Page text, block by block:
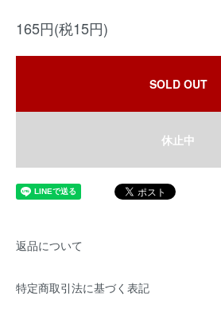
165円(税15円)
SOLD OUT
休止中
返品について
特定商取引法に基づく表記